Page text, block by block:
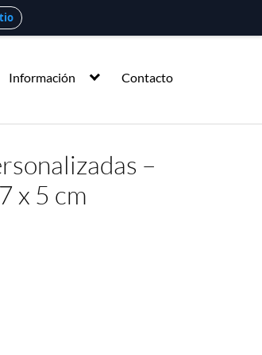
Información Contacto
–
x 5 cm